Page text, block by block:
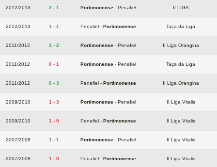
2012/2013 2 - 1 Portimonense - Penafiel II LIGA
2012/2013 1 - 1 Penafiel - Portimonense Taça da Liga
2011/2012 3 - 2 Portimonense - Penafiel II Liga Orangina
2011/2012 0 - 1 Portimonense - Penafiel Taça da Liga
2011/2012 0 - 3 Penafiel - Portimonense II Liga Orangina
2009/2010 1 - 3 Portimonense - Penafiel II Liga Vitalis
2009/2010 1 - 0 Penafiel - Portimonense II Liga Vitalis
2007/2008 1 - 1 Portimonense - Penafiel II Liga Vitalis
2007/2008 1 - 0 Penafiel - Portimonense II Liga Vitalis